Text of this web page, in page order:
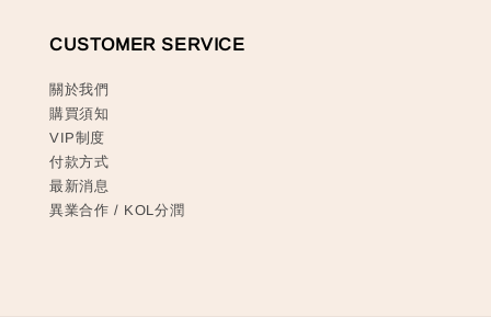
CUSTOMER SERVICE
關於我們
購買須知
VIP制度
付款方式
最新消息
異業合作 / KOL分潤